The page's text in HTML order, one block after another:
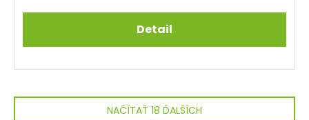
Detail
NAČÍTAŤ 18 ĎALŠÍCH